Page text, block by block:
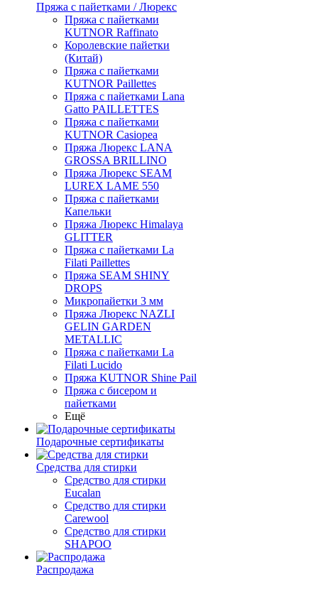
Пряжа с пайетками / Люрекс
Пряжа с пайетками
KUTNOR Raffinato
Королевские пайетки
(Китай)
Пряжа с пайетками
KUTNOR Paillettes
Пряжа с пайетками Lana
Gatto PAILLETTES
Пряжа с пайетками
KUTNOR Casiopea
Пряжа Люрекс LANA
GROSSA BRILLINO
Пряжа Люрекс SEAM
LUREX LAME 550
Пряжа с пайетками
Капельки
Пряжа Люрекс Himalaya
GLITTER
Пряжа с пайетками La
Filati Paillettes
Пряжа SEAM SHINY
DROPS
Микропайетки 3 мм
Пряжа Люрекс NAZLI
GELIN GARDEN
METALLIC
Пряжа с пайетками La
Filati Lucido
Пряжа KUTNOR Shine Pail
Пряжа с бисером и
пайетками
Ещё
Подарочные сертификаты
Средства для стирки
Средство для стирки
Eucalan
Средство для стирки
Carewool
Средство для стирки
SHAPOO
Распродажа